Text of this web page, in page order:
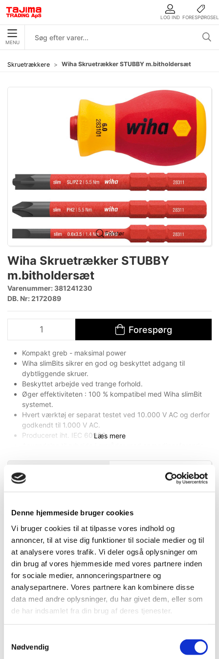
Denne hjemmeside bruger cookies
Vi bruger cookies til at tilpasse vores indhold og
annoncer, til at vise dig funktioner til sociale medier og til
at analysere vores trafik. Vi deler også oplysninger om
din brug af vores hjemmeside med vores partnere inden
for sociale medier, annonceringspartnere og
analysepartnere. Vores partnere kan kombinere disse
data med andre oplysninger, du har givet dem, eller som
de har indsamlet fra din brug af deres tjenester.
Nødvendig
LOG IND FORESPØRGSEL
MENU
Skruetrækkere Wiha Skruetrækker STUBBY m.bitholdersæt
Forstør
Wiha Skruetrækker STUBBY
m.bitholdersæt
Varenummer: 381241230
DB. Nr: 2172089
Forespørg
Kompakt greb - maksimal power
Wiha slimBits sikrer en god og beskyttet adgang til
dybtliggende skruer.
Beskyttet arbejde ved trange forhold.
Øger effektiviteten : 100 % kompatibel med Wiha slimBit
systemet.
Hvert værktøj er separat testet ved 10.000 V AC og derfor
godkendt til 1.000 V AC.
Produceret iht. IEC 60900.
Ideelt til arbejde, hvor pladsen er trang.
Bemærk: 6 mm slimBits må kun anvendes i slimVario®
Sættet indeholder:
1x Skruetrækker med bitholder SoftFinish electric slimVario
6 mm (41229)
1x Bit slimBit electric Ligekærv 3.5 mm (41159)
1x Bit slimBit electric Phillips PH2 (34584)
1x Bit slimBit electric PlusMinus/Pozidriv SL/PZ2 (34590)
Mere information
Læs mere
Information
DB.nr. 2172089
EAN-nr. 4010995412302
Bedst sælgende i Skruetrækkere